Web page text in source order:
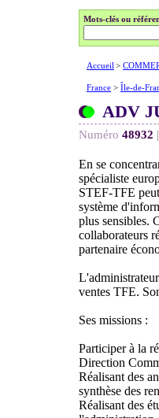
Mots-clés ou
Accueil >
France > Île-de-
ADV
Numéro 48932 |
En se
spécialiste
STEF-TFE
système
plus sensibles.
collaborateurs
partenaire
ventes TFE.
Ses missions :
Participer à la
Direction
Réalisant des
synthèse des
Réalisant des